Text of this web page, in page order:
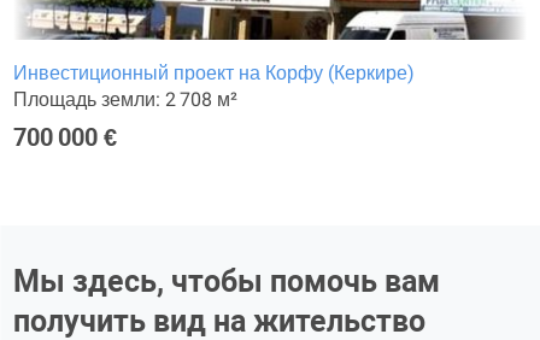
Инвестиционный проект на Корфу (Керкире)
Площадь земли: 2 708 м²
700 000 €
Мы здесь, чтобы помочь вам
получить вид на жительство